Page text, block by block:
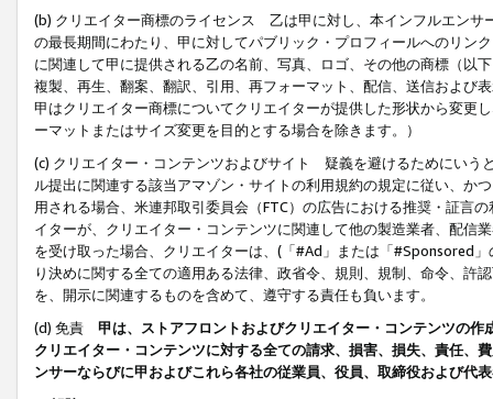
(b) クリエイター商標のライセンス 乙は甲に対し、本インフルエンサ
の最長期間にわたり、甲に対してパブリック・プロフィールへのリン
に関連して甲に提供される乙の名前、写真、ロゴ、その他の商標（以
複製、再生、翻案、翻訳、引用、再フォーマット、配信、送信および
甲はクリエイター商標についてクリエイターが提供した形状から変更
ーマットまたはサイズ変更を目的とする場合を除きます。）
(c) クリエイター・コンテンツおよびサイト 疑義を避けるためにいう
ル提出に関連する該当アマゾン・サイトの利用規約の規定に従い、か
用される場合、米連邦取引委員会（FTC）の広告における推奨・証言
イターが、クリエイター・コンテンツに関連して他の製造業者、配信
を受け取った場合、クリエイターは、(「#Ad」または「#Sponsored
り決めに関する全ての適用ある法律、政省令、規則、規制、命令、許
を、開示に関連するものを含めて、遵守する責任も負います。
(d) 免責 甲は、ストアフロントおよびクリエイター・コンテンツの
クリエイター・コンテンツに対する全ての請求、損害、損失、責任、
ンサーならびに甲およびこれら各社の従業員、役員、取締役および代